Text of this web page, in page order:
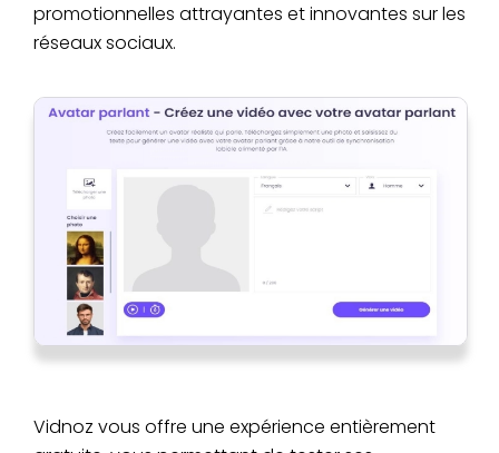
promotionnelles attrayantes et innovantes sur les
réseaux sociaux.
Vidnoz vous offre une expérience entièrement